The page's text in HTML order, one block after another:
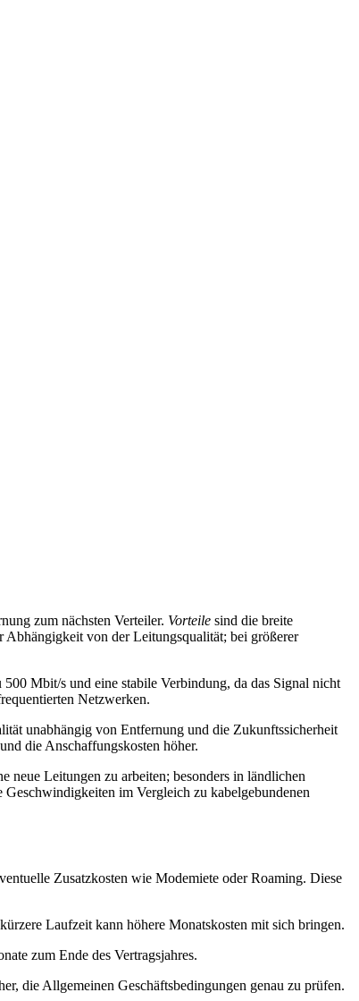
zum nächsten Verteiler. Vorteile sind die breite
Abhängigkeit von der Leitungsqualität; bei größerer
Mbit/s und eine stabile Verbindung, da das Signal nicht
Netzwerken.
unabhängig von Entfernung und die Zukunftssicherheit
die Anschaffungskosten höher.
Leitungen zu arbeiten; besonders in ländlichen
im Vergleich zu kabelgebundenen
Zusatzkosten wie Modemiete oder Roaming. Diese
Laufzeit kann höhere Monatskosten mit sich bringen.
zum Ende des Vertragsjahres.
die Allgemeinen Geschäftsbedingungen genau zu prüfen.